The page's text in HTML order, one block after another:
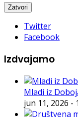
Twitter
Facebook
Izdvajamo
Mladi iz
jun 11, 2026 -